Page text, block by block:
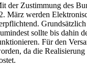
der Zustimmung des
März werden
sollte bis dahin
Für den
da die